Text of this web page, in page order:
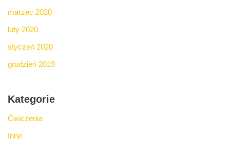
marzec 2020
luty 2020
styczeń 2020
grudzień 2019
Kategorie
Ćwiczenia
Inne